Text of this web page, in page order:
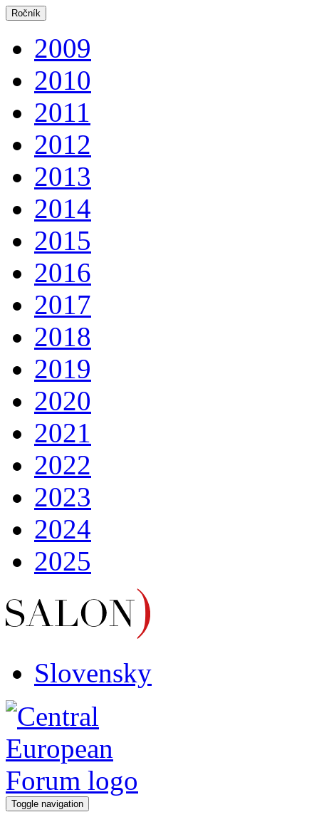
Ročník
2009
2010
2011
2012
2013
2014
2015
2016
2017
2018
2019
2020
2021
2022
2023
2024
2025
Slovensky
Toggle navigation